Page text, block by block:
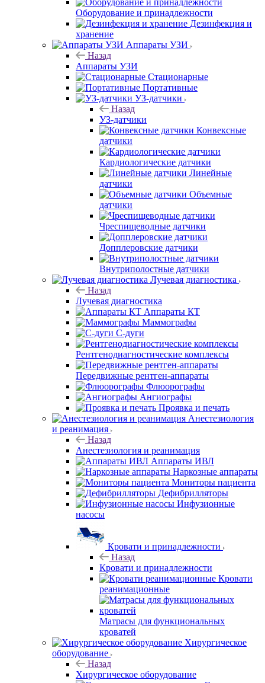
Оборудование и принадлежности
Дезинфекция и
хранение
Аппараты УЗИ
Назад
Аппараты УЗИ
Стационарные
Портативные
УЗ-датчики
Назад
УЗ-датчики
Конвексные
датчики
Кардиологические датчики
Линейные
датчики
Объемные
датчики
Чреспищеводные датчики
Допплеровские датчики
Внутриполостные датчики
Лучевая диагностика
Назад
Лучевая диагностика
Аппараты КТ
Маммографы
С-дуги
Рентгенодиагностические комплексы
Передвижные рентген-аппараты
Флюорографы
Ангиографы
Проявка и печать
Анестезиология
и реанимация
Назад
Анестезиология и реанимация
Аппараты ИВЛ
Наркозные аппараты
Мониторы пациента
Дефибрилляторы
Инфузионные
насосы
Кровати и принадлежности
Назад
Кровати и принадлежности
Кровати
реанимационные
Матрасы для функциональных
кроватей
Хирургическое
оборудование
Назад
Хирургическое оборудование